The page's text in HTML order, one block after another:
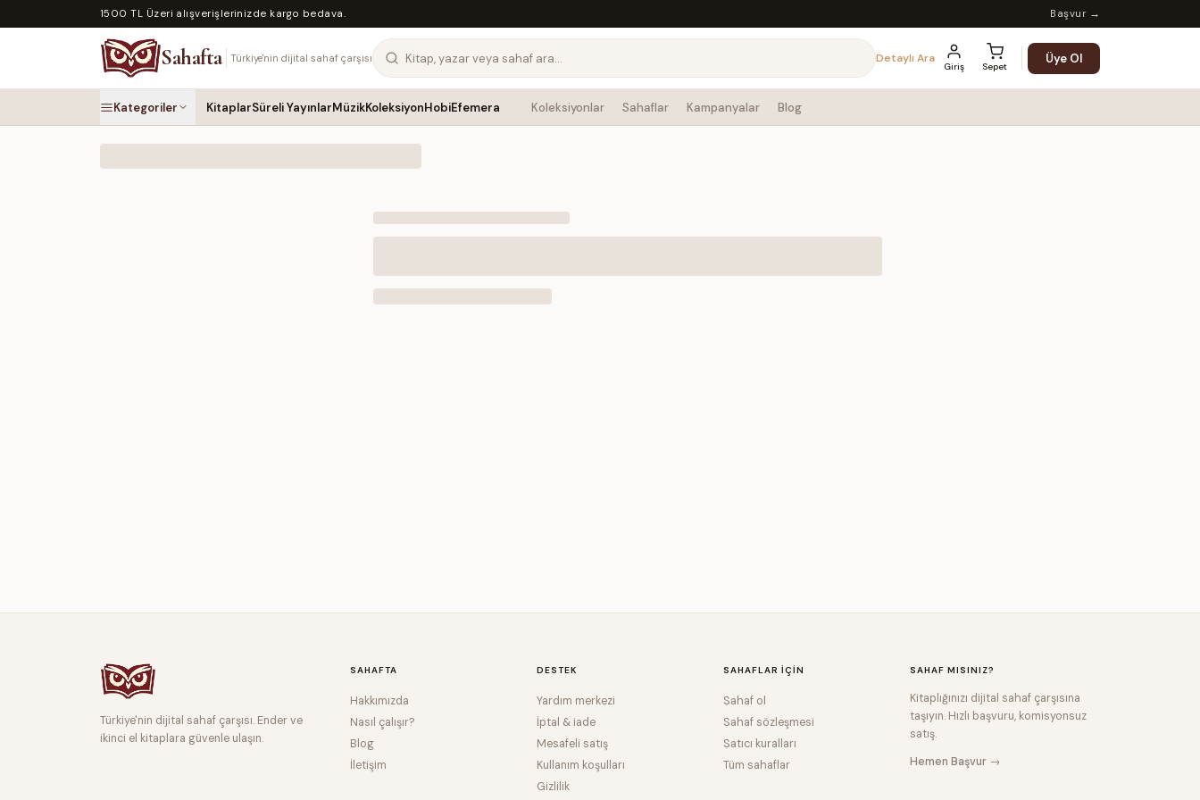
1500 TL Üzeri alışverişlerinizde kargo bedava. Başvur →
Sahafta Türkiye'nin dijital sahaf çarşısı Detaylı Ara
Giriş Sepet
Üye Ol
Kategoriler KitaplarSüreli YayınlarMüzikKoleksiyonHobiEfemera Koleksiyonlar Sahaflar Kampanyalar Blog
Türkiye'nin dijital sahaf çarşısı. Ender ve
ikinci el kitaplara güvenle ulaşın.
SAHAFTA
Hakkımızda
Nasıl çalışır?
Blog
İletişim
DESTEK
Yardım merkezi
İptal & iade
Mesafeli satış
Kullanım koşulları
Gizlilik
SAHAFLAR IÇIN
Sahaf ol
Sahaf sözleşmesi
Satıcı kuralları
Tüm sahaflar
SAHAF MISINIZ?
Kitaplığınızı dijital sahaf çarşısına
taşıyın. Hızlı başvuru, komisyonsuz
satış.
Hemen Başvur →